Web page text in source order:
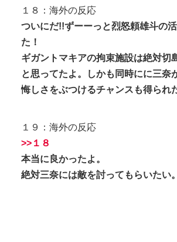
１８：海外の反応
ついにだ!!ずーーっと烈怒頼雄斗の
た！
ギガントマキアの拘束施設は絶対切
と思ってたよ。しかも同時にに三奈
悔しさをぶつけるチャンスも得られ
１９：海外の反応
>>１８
本当に良かったよ。
絶対三奈には敵を討ってもらいたい。